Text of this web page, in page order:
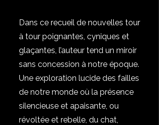
Dans ce recueil de nouvelles tour
à tour poignantes, cyniques et
glaçantes, l’auteur tend un miroir
sans concession à notre époque.
Une exploration lucide des failles
de notre monde où la présence
silencieuse et apaisante, ou
révoltée et rebelle, du chat,